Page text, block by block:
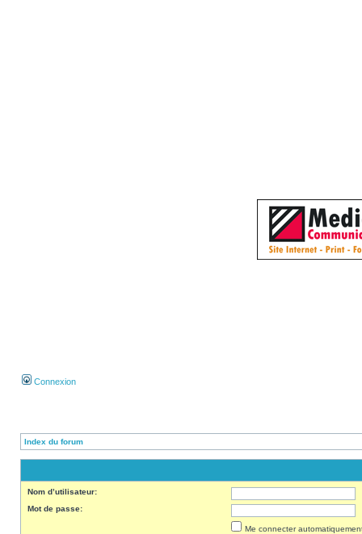
Connexion
Index du forum
Nom d’utilisateur:
Mot de passe:
Me connecter